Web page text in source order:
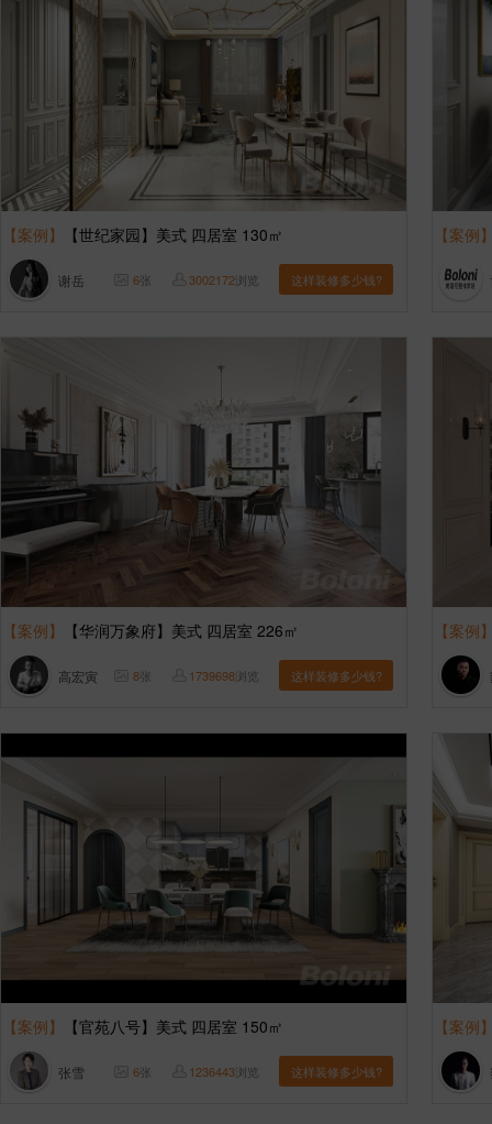
【案例】 【世纪家园】美式 四居室 130㎡
谢岳 6张 3002172浏览 这样装修多少钱?
【案例
【案例】 【华润万象府】美式 四居室 226㎡
高宏寅 8张 1739698浏览 这样装修多少钱?
【案例
【案例】 【官苑八号】美式 四居室 150㎡
张雪 6张 1236443浏览 这样装修多少钱?
【案例